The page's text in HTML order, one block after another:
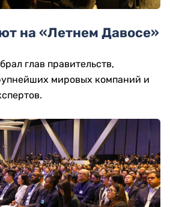
на «Летнем Давосе»
глав правительств,
мировых компаний и